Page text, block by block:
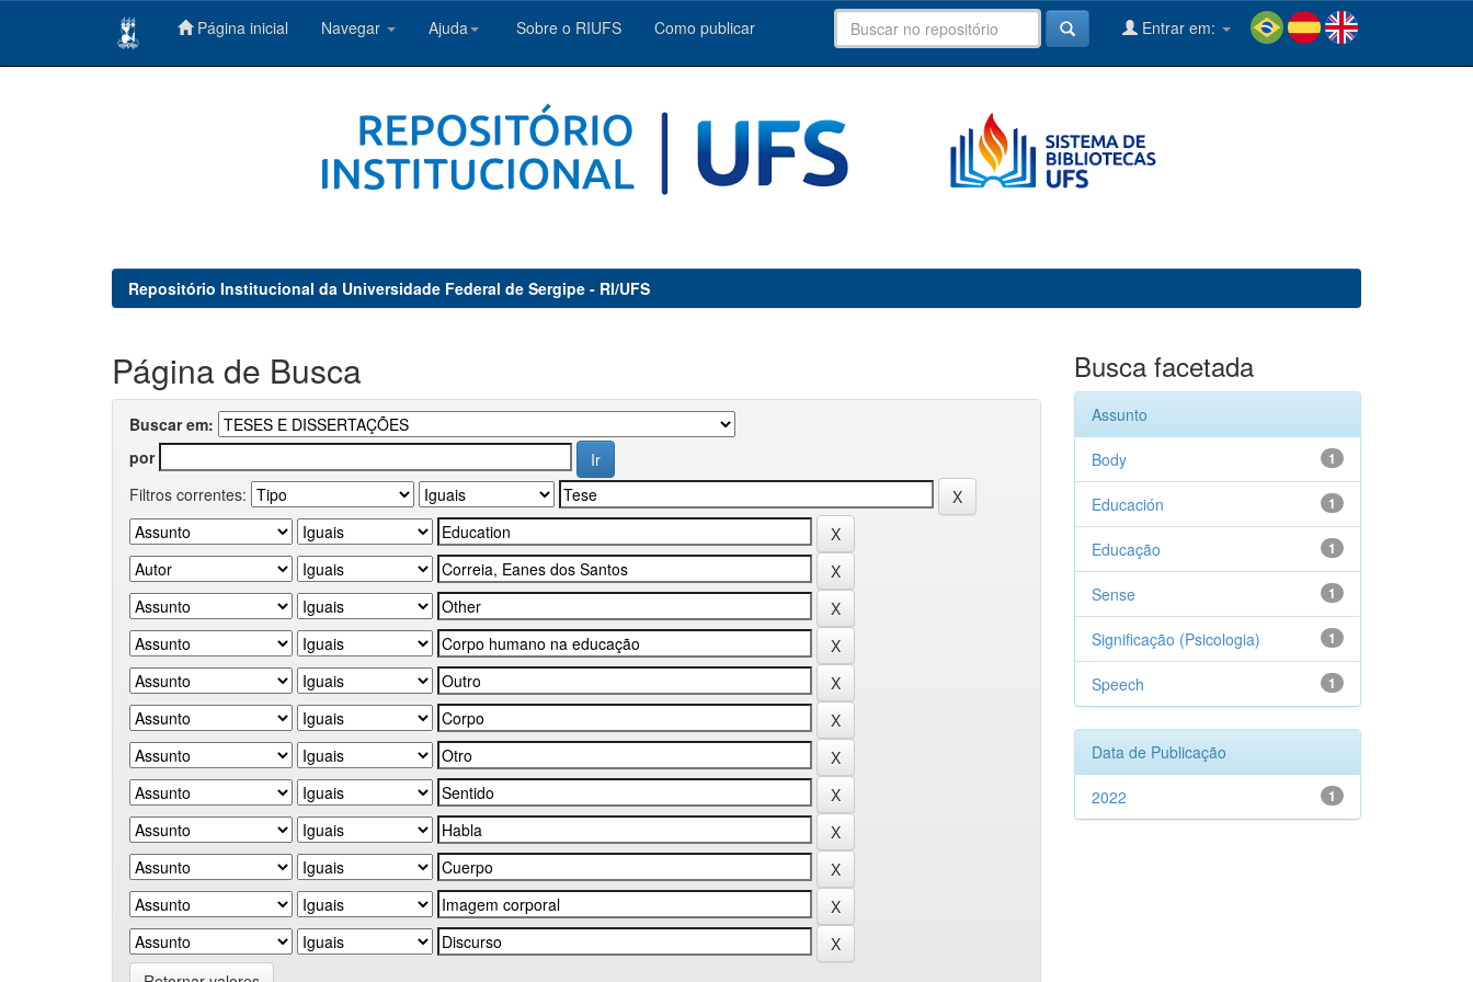
Página inicial Navegar Ajuda Sobre o RIUFS Como publicar Entrar em:
Repositório Institucional da Universidade Federal de Sergipe - RI/UFS
Página de Busca
Buscar em:
por
Filtros correntes:
Busca facetada
Assunto
1
Body
1
Educación
1
Educação
1
Sense
1
Significação (Psicologia)
1
Speech
Data de Publicação
1
2022